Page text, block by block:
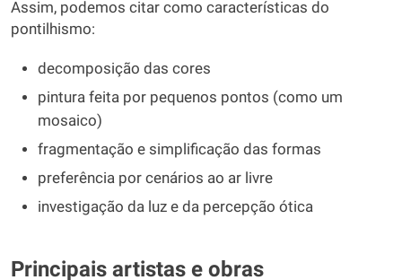
Assim, podemos citar como características do
pontilhismo:
decomposição das cores
pintura feita por pequenos pontos (como um
mosaico)
fragmentação e simplificação das formas
preferência por cenários ao ar livre
investigação da luz e da percepção ótica
Principais artistas e obras